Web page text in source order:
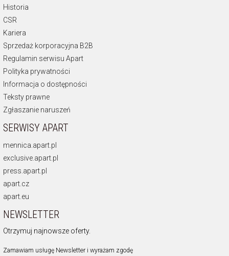
Historia
CSR
Kariera
Sprzedaż korporacyjna B2B
Regulamin serwisu Apart
Polityka prywatności
Informacja o dostępności
Teksty prawne
Zgłaszanie naruszeń
SERWISY APART
mennica.apart.pl
exclusive.apart.pl
press.apart.pl
apart.cz
apart.eu
NEWSLETTER
Otrzymuj najnowsze oferty.
Zamawiam usługę Newsletter i wyrażam zgodę